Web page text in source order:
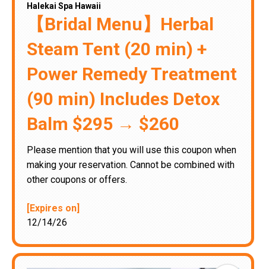
Halekai Spa Hawaii
【Bridal Menu】Herbal
Steam Tent (20 min) +
Power Remedy Treatment
(90 min) Includes Detox
Balm $295 → $260
Please mention that you will use this coupon when
making your reservation. Cannot be combined with
other coupons or offers.
[Expires on]
12/14/26